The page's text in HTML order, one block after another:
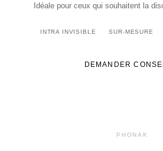
Idéale pour ceux qui souhaitent la
INTRA INVISIBLE SUR-MESURE
DEMANDER
PHONAK